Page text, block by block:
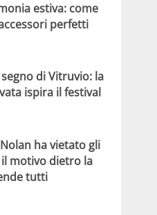
estiva: come
perfetti
di Vitruvio: la
ispira il festival
ha vietato gli
il motivo dietro la
tutti